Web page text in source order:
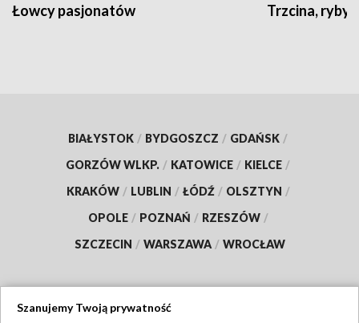
Łowcy pasjonatów Trzcina, ryby
BIAŁYSTOK / BYDGOSZCZ / GDAŃSK /
GORZÓW WLKP. / KATOWICE / KIELCE /
KRAKÓW / LUBLIN / ŁÓDŹ / OLSZTYN /
OPOLE / POZNAŃ / RZESZÓW /
SZCZECIN / WARSZAWA / WROCŁAW
Szanujemy Twoją prywatność